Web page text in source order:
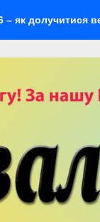
ветеранам